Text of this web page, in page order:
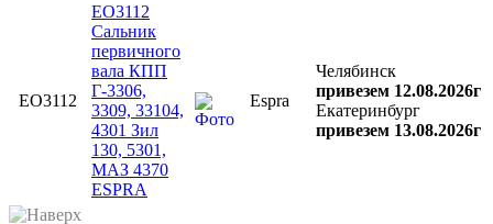
EO3112
EO3112
Сальник
первичного
вала КПП
Г-3306,
3309, 33104,
4301 Зил
130, 5301,
МАЗ 4370
ESPRA
Espra
Челябинск
привезем 12.08.2026г
Екатеринбург
привезем 13.08.2026г